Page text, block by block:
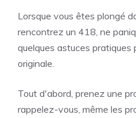
Lorsque vous êtes plongé
rencontrez un 418, ne
quelques astuces pratiques
originale.
Tout d'abord, prenez une
rappelez-vous, même les